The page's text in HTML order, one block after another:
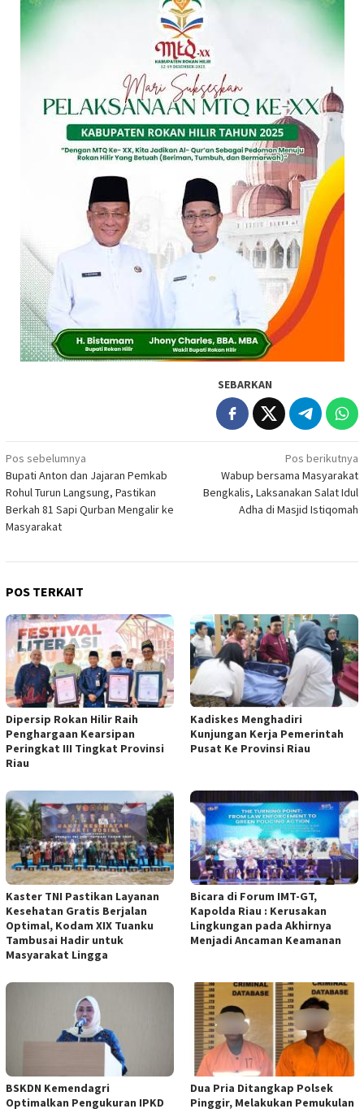
SEBARKAN
Navigasi
pos
Pos sebelumnya
Bupati Anton dan Jajaran Pemkab
Rohul Turun Langsung, Pastikan
Berkah 81 Sapi Qurban Mengalir ke
Masyarakat
Pos berikutnya
Wabup bersama Masyarakat
Bengkalis, Laksanakan Salat Idul
Adha di Masjid Istiqomah
POS TERKAIT
Dipersip Rokan Hilir Raih
Penghargaan Kearsipan
Peringkat III Tingkat Provinsi
Riau
Kadiskes Menghadiri
Kunjungan Kerja Pemerintah
Pusat Ke Provinsi Riau
Kaster TNI Pastikan Layanan
Kesehatan Gratis Berjalan
Optimal, Kodam XIX Tuanku
Tambusai Hadir untuk
Masyarakat Lingga
Bicara di Forum IMT-GT,
Kapolda Riau : Kerusakan
Lingkungan pada Akhirnya
Menjadi Ancaman Keamanan
BSKDN Kemendagri
Optimalkan Pengukuran IPKD
Dua Pria Ditangkap Polsek
Pinggir, Melakukan Pemukulan